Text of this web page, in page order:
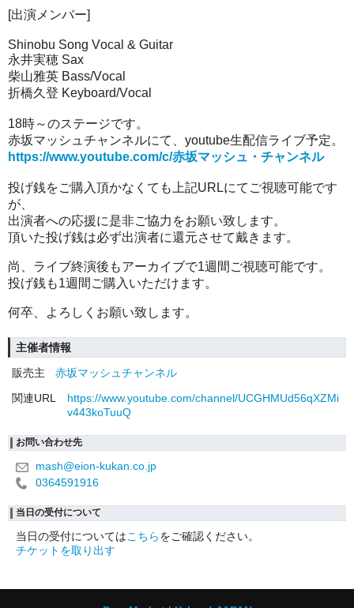
[出演メンバー]
Shinobu Song Vocal & Guitar
永井実穂 Sax
柴山雅英 Bass/Vocal
折橋久登 Keyboard/Vocal
18時～のステージです。
赤坂マッシュチャンネルにて、 youtube生配信ライブ予定。
https://www.youtube.com/c/赤坂マッシュ・チャンネル
投げ銭をご購入頂かなくても上記URLにてご視聴可能です
が、
出演者への応援に是非ご協力をお願い致します。
頂いた投げ銭は必ず出演者に還元させて戴きます。
尚、ライブ終演後もアーカイブで1週間ご視聴可能です。
投げ銭も1週間ご購入いただけます。
何卒、よろしくお願い致します。
主催者情報
販売主
赤坂マッシュチャンネル
関連URL
https://www.youtube.com/channel/UCGHMUd56qXZMi
v443koTuuQ
お問い合わせ先
mash@eion-kukan.co.jp
0364591916
当日の受付について
当日の受付についてはこちらをご確認ください。
チケットを取り出す